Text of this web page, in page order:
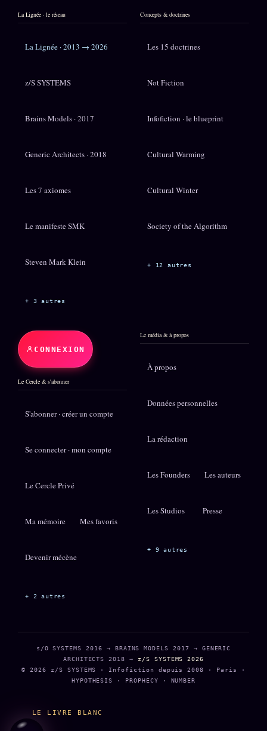
La Lignée · le réseau
La Lignée · 2013 → 2026
z/S SYSTEMS
Brains Models · 2017
Generic Architects · 2018
Les 7 axiomes
Le manifeste SMK
Steven Mark Klein
+ 3 autres
Concepts & doctrines
Les 15 doctrines
Not Fiction
Infofiction · le blueprint
Cultural Warming
Cultural Winter
Society of the Algorithm
+ 12 autres
CONNEXION
Le Cercle & s'abonner
S'abonner · créer un compte
Se connecter · mon compte
Le Cercle Privé
Ma mémoire Mes favoris
Devenir mécène
+ 2 autres
Le média & à propos
À propos
Données personnelles
La rédaction
Les Founders Les auteurs
Les Studios Presse
+ 9 autres
s/O SYSTEMS 2016 → BRAINS MODELS 2017 → GENERIC
ARCHITECTS 2018 → z/S SYSTEMS 2026
© 2026 z/S SYSTEMS · Infofiction depuis 2008 · Paris ·
HYPOTHESIS · PROPHECY · NUMBER
LE LIVRE BLANC